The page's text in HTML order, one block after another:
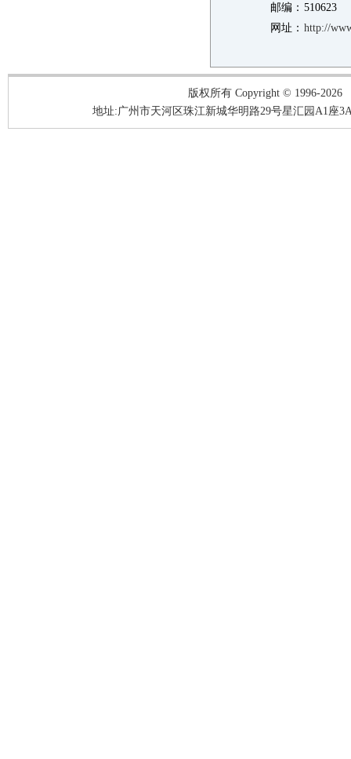
邮编： 510623
网址： http://
版权所有 Copyright © 1996-2026
地址:广州市天河区珠江新城华明路29号星汇园A1座